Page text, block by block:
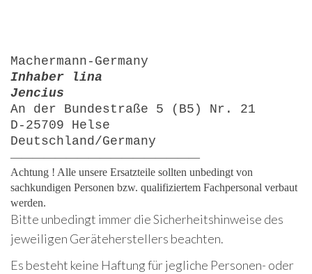
Machermann-Germany
Inhaber lina
Jencius
An der Bundestraße 5 (B5) Nr. 21
D-25709 Helse
Deutschland/Germany
—————————————————
Achtung ! Alle unsere Ersatzteile sollten unbedingt von
sachkundigen Personen bzw. qualifiziertem Fachpersonal verbaut
werden.
Bitte unbedingt immer die Sicherheitshinweise des
jeweiligen Geräteherstellers beachten.
Es besteht keine Haftung für jegliche Personen- oder